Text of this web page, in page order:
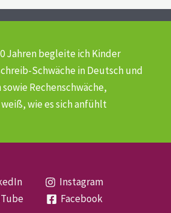
Jahren begleite ich Kinder
Schwächein Deutsch und
sowie Rechenschwäche,
wie es sich anfühlt
Instagram
Facebook